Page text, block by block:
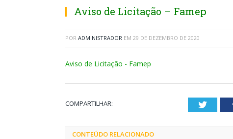
Aviso de Licitação – Famep
POR ADMINISTRADOR EM 29 DE DEZEMBRO DE 2020
Aviso de Licitação - Famep
COMPARTILHAR:
CONTEÚDO RELACIONADO